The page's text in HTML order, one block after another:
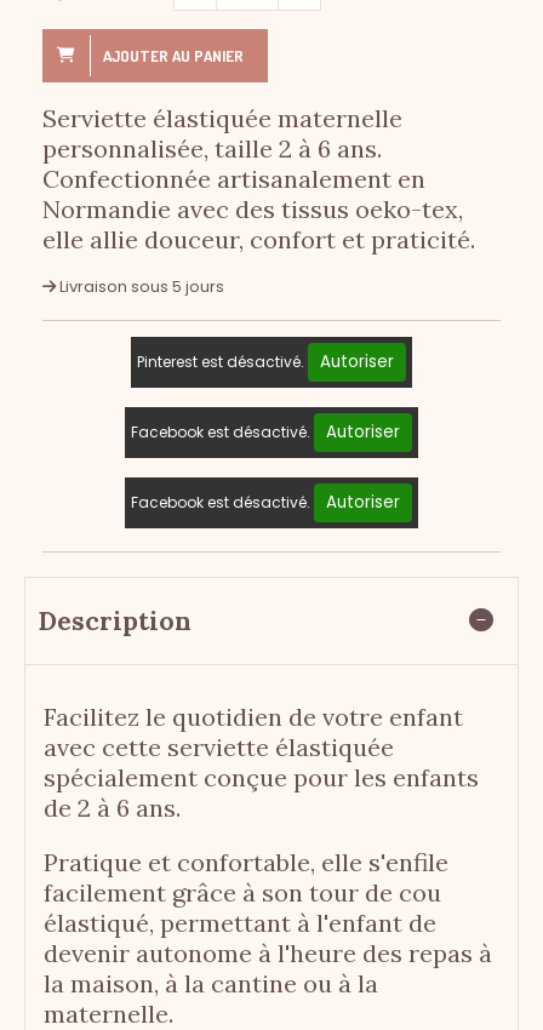
AJOUTER AU PANIER
Serviette élastiquée maternelle
personnalisée, taille 2 à 6 ans.
Confectionnée artisanalement en
Normandie avec des tissus oeko-tex,
elle allie douceur, confort et praticité.
Livraison sous 5 jours
Pinterest est désactivé. Autoriser
Facebook est désactivé. Autoriser
Facebook est désactivé. Autoriser
Description
Facilitez le quotidien de votre enfant
avec cette serviette élastiquée
spécialement conçue pour les enfants
de 2 à 6 ans.
Pratique et confortable, elle s'enfile
facilement grâce à son tour de cou
élastiqué, permettant à l'enfant de
devenir autonome à l'heure des repas à
la maison, à la cantine ou à la
maternelle.